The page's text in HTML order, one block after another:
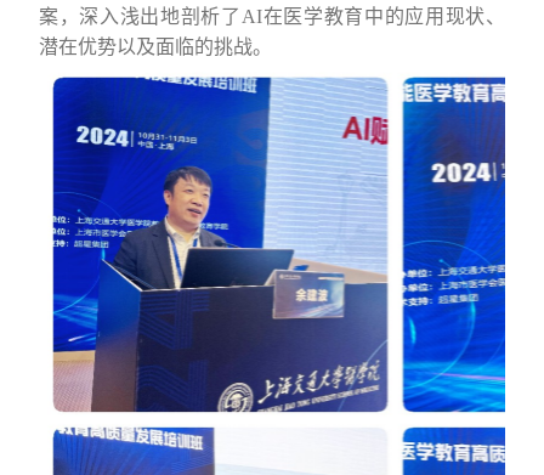
案，深入浅出地剖析了 AI在医学教育中的应用现状、
潜在优势以及面临的挑战。